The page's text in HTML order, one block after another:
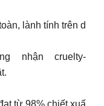
lành tính trên d
nhận cruelty-
từ 98% chiết xuấ